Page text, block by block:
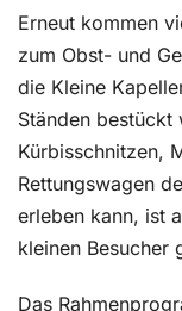
Erneut kommen
zum Obst- und
die Kleine
Ständen
Kürbisschnitzen,
Rettungswagen
erleben kann, ist
kleinen Besucher
Das